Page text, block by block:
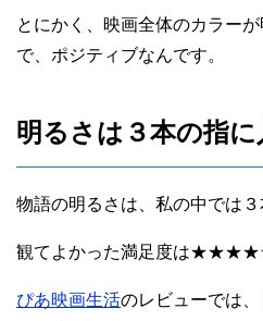
とにかく、映画全体のカラー
で、ポジティブなんです。
明るさは３本の指に
物語の明るさは、私の中では３
観てよかった満足度は
ぴあ映画生活のレビューでは